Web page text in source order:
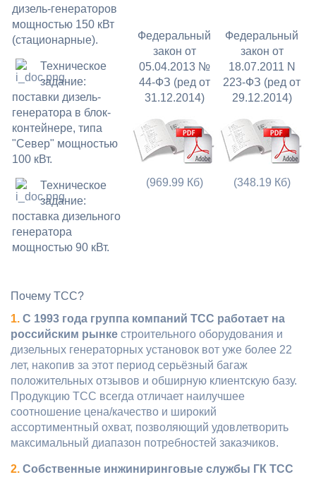
дизель-генераторов
мощностью 150 кВт
(стационарные).
Техническое
задание:
поставки дизель-
генератора в блок-
контейнере, типа
"Север" мощностью
100 кВт.
Техническое
задание:
поставка дизельного
генератора
мощностью 90 кВт.
Федеральный
закон от
05.04.2013 №
44-ФЗ (ред от
31.12.2014)
(969.99 Кб)
Федеральный
закон от
18.07.2011 N
223-ФЗ (ред от
29.12.2014)
(348.19 Кб)
Почему ТСС?
1. C 1993 года группа компаний ТСС работает на
российским рынке строительного оборудования и
дизельных генераторных установок вот уже более 22
лет, накопив за этот период серьёзный багаж
положительных отзывов и обширную клиентскую базу.
Продукцию ТСС всегда отличает наилучшее
соотношение цена/качество и широкий
ассортиментный охват, позволяющий удовлетворить
максимальный диапазон потребностей заказчиков.
2. Собственные инжиниринговые службы ГК ТСС